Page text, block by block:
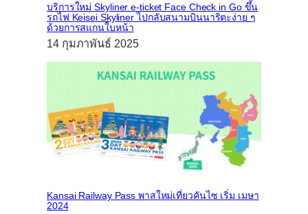
บริการใหม่ Skyliner e-ticket Face Check in Go ขึ้น
รถไฟ Keisei Skyliner ไปกลับสนามบินนาริตะง่าย ๆ
ด้วยการสแกนใบหน้า
14 กุมภาพันธ์ 2025
Kansai Railway Pass พาสใหม่เที่ยวคันไซ เริ่ม เมษา
2024